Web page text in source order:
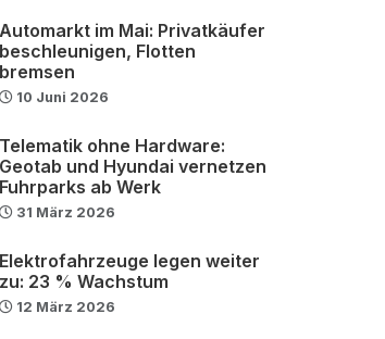
Automarkt im Mai: Privatkäufer
beschleunigen, Flotten
bremsen
10 Juni 2026
Telematik ohne Hardware:
Geotab und Hyundai vernetzen
Fuhrparks ab Werk
31 März 2026
Elektrofahrzeuge legen weiter
zu: 23 % Wachstum
12 März 2026